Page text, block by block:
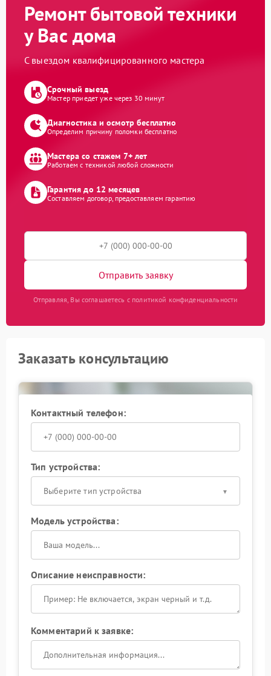
Ремонт бытовой техники
у Вас дома
С выездом квалифицированного мастера
Срочный выезд
Мастер приедет уже через 30 минут
Диагностика и осмотр бесплатно
Определим причину поломки бесплатно
Мастера со стажем 7+ лет
Работаем с техникой любой сложности
Гарантия до 12 месяцев
Составляем договор, предоставляем гарантию
Отправить заявку
Отправляя, Вы соглашаетесь с политикой конфиденциальности
Заказать консультацию
Контактный телефон:
Тип устройства:
Выберите тип устройства
Модель устройства:
Описание неисправности:
Комментарий к заявке: